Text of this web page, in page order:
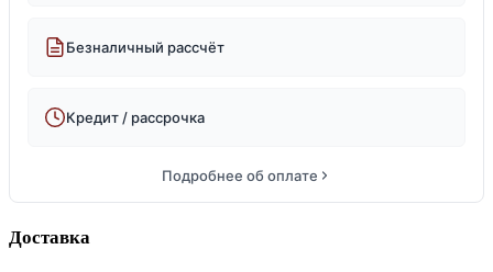
Безналичный рассчёт
Кредит / рассрочка
Подробнее об оплате
Доставка